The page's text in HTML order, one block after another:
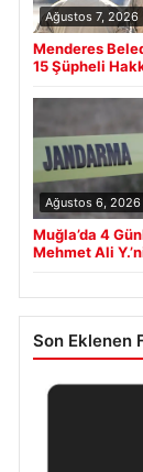
Ağustos 7, 2026
Menderes
15 Şüpheli
Ağustos 6, 2026
Muğla’da 4
Mehmet Ali
Son Eklenen